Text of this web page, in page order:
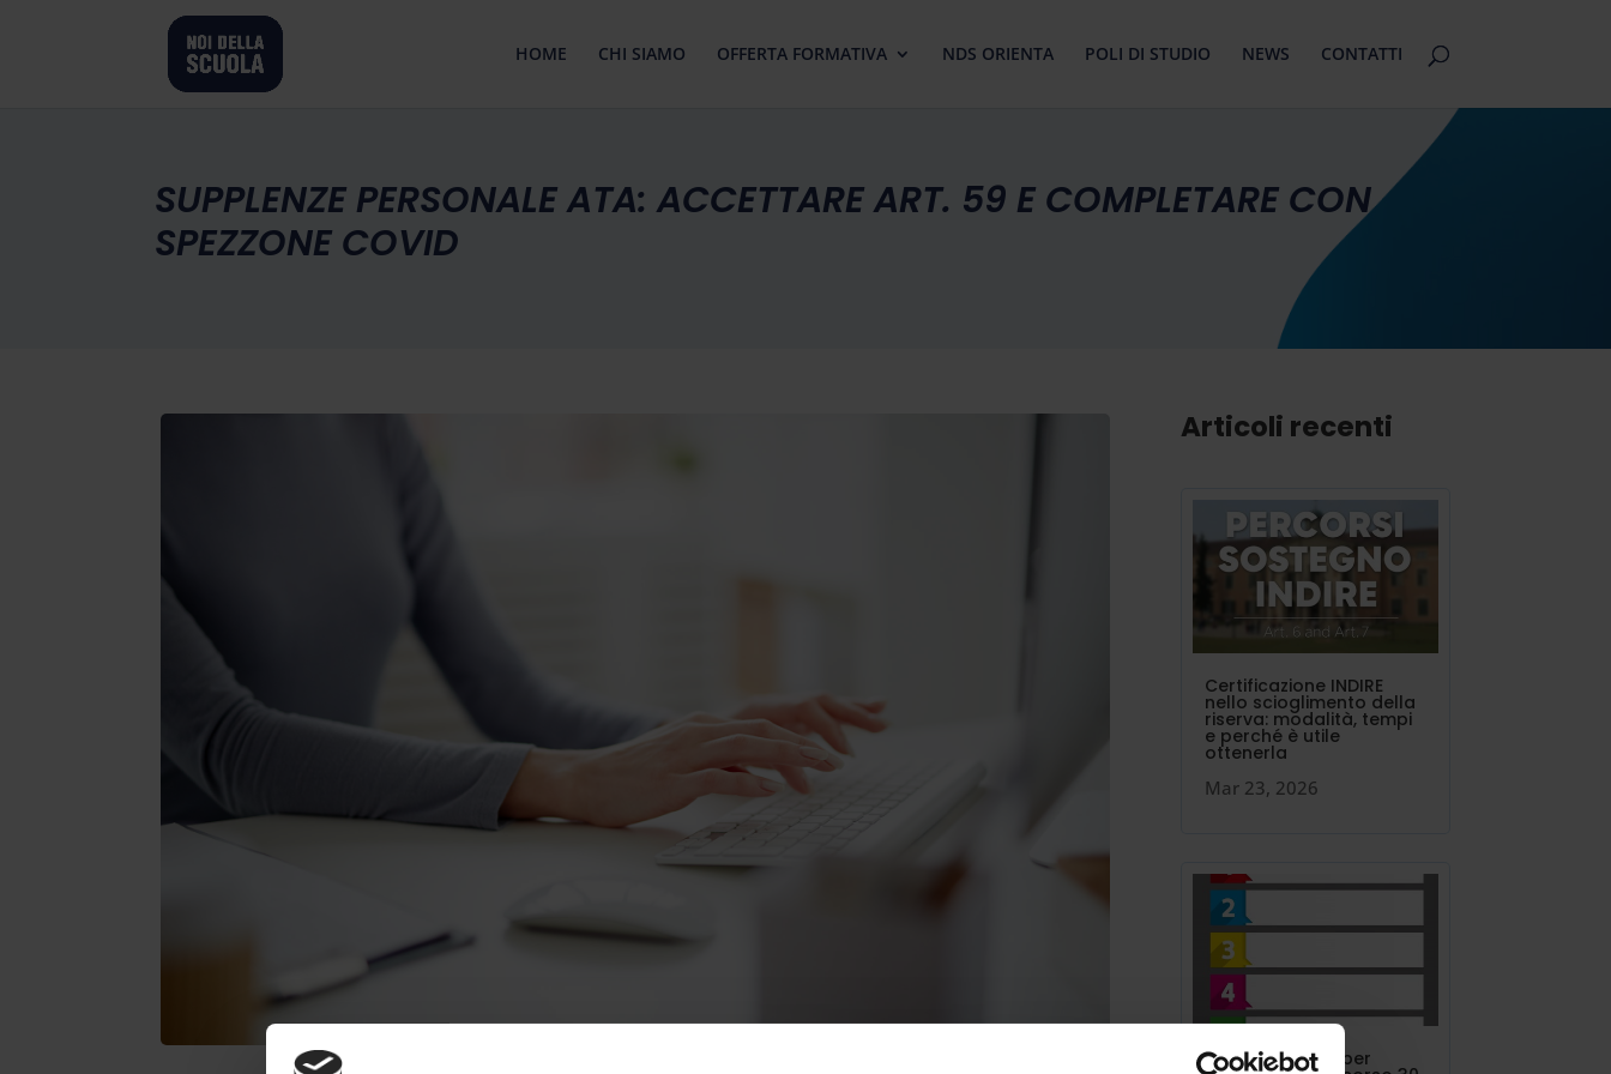
HOME CHI SIAMO OFFERTA FORMATIVA NDS ORIENTA POLI DI STUDIO NEWS CONTATTI
SUPPLENZE PERSONALE ATA: ACCETTARE ART. 59 E COMPLETARE CON
SPEZZONE COVID
Articoli recenti
Certificazione INDIRE
nello scioglimento della
riserva: modalità, tempi
e perché è utile
ottenerla
Mar 23, 2026
I 24 punti in più per